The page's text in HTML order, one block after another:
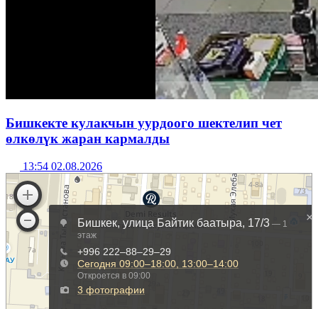
Бишкекте кулакчын уурдоого шектелип чет
өлкөлүк жаран кармалды
13:54 02.08.2026